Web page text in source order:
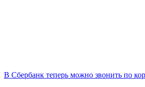
В Сбербанк теперь можно звонить по